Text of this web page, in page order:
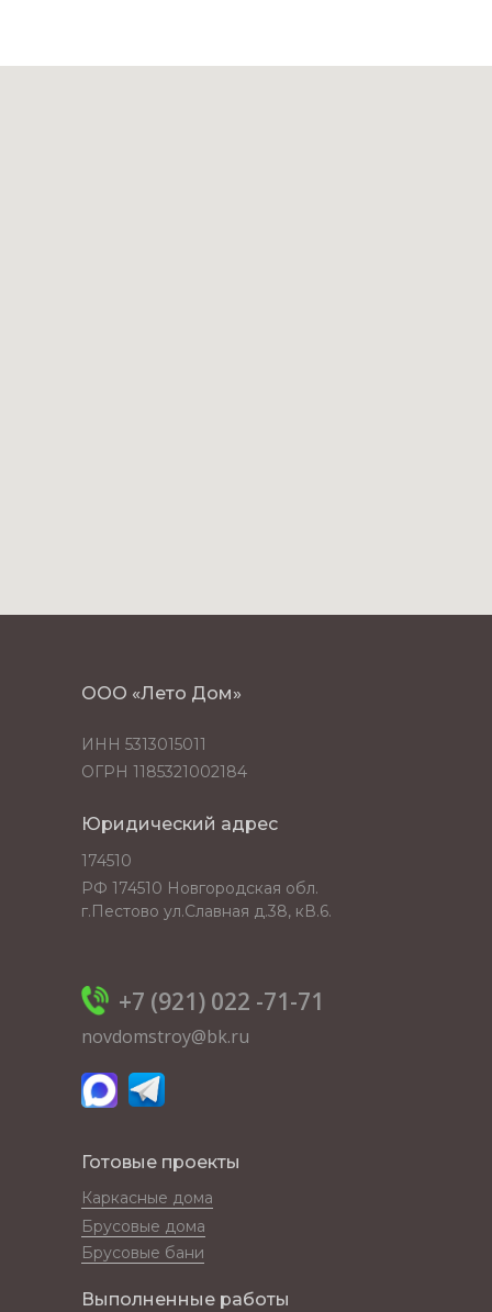
ООО «Лето Дом»
ИНН 5313015011
Каркасные дома
ОГРН 1185321002184
Брусовые дома
Юридический адрес
174510
РФ 174510 Новгородская обл.
г.Пестово ул.Славная д.38, кВ.6.
Готовые проекты
Выполненные работы
Брусовые бани
novdomstroy@bk.ru
+7 (921) 022 -71-71